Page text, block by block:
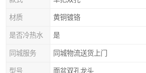
材质 黄铜镀铬
是否冷热水 是
同城服务 同城物流送货上门
型号 面盆双孔龙头